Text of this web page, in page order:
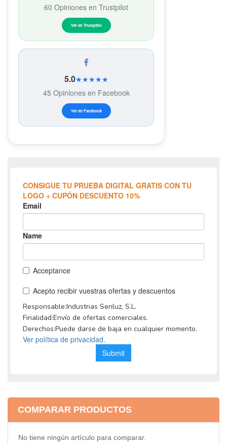
60 Opiniones en Trustpilot
Ver en Trustpilot
5.0★★★★★
45 Opiniones en Facebook
Ver en Facebook
COMPARAR PRODUCTOS
No tiene ningún artículo para comparar.